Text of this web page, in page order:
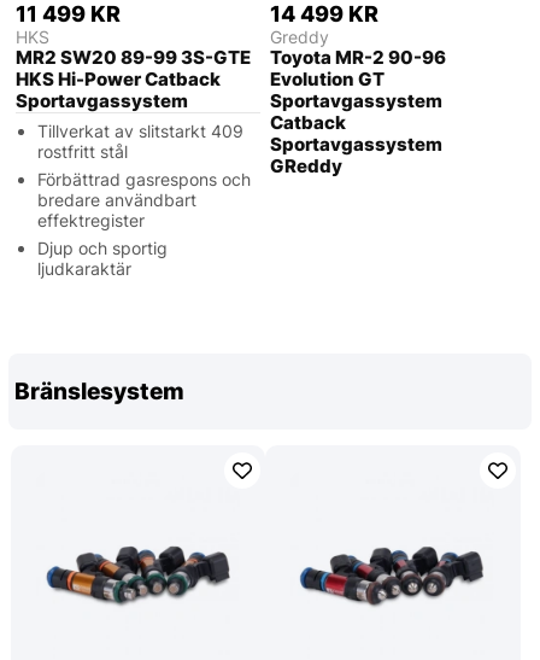
11 499 KR
HKS
MR2 SW20 89-99 3S-GTE
HKS Hi-Power Catback
Sportavgassystem
Tillverkat av slitstarkt 409
rostfritt stål
Förbättrad gasrespons och
bredare användbart
effektregister
Djup och sportig
ljudkaraktär
14 499 KR
Greddy
Toyota MR-2 90-96
Evolution GT
Sportavgassystem
Catback
Sportavgassystem
GReddy
Bränslesystem